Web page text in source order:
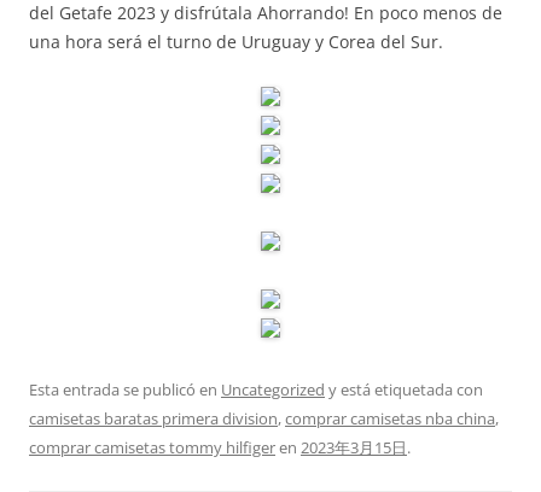
del Getafe 2023 y disfrútala Ahorrando! En poco menos de
una hora será el turno de Uruguay y Corea del Sur.
Esta entrada se publicó en Uncategorized y está etiquetada con
camisetas baratas primera division,comprar camisetas nba china,
comprar camisetas tommy hilfigeren 2023年3月15日.